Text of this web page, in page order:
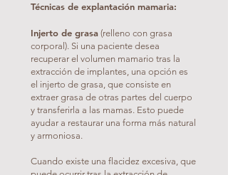
Técnicas de explantación mamaria:
Injerto de grasa (relleno con grasa
corporal). Si una paciente desea
recuperar el volumen mamario tras la
extracción de implantes, una opción es
el injerto de grasa, que consiste en
extraer grasa de otras partes del cuerpo
y transferirla a las mamas. Esto puede
ayudar a restaurar una forma más natural
y armoniosa.
Cuando existe una flacidez excesiva, que